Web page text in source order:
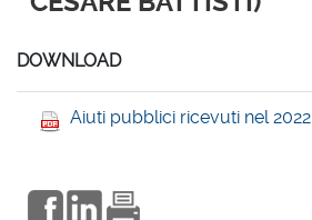
DOWNLOAD
Aiuti pubblici ricevuti nel 2022